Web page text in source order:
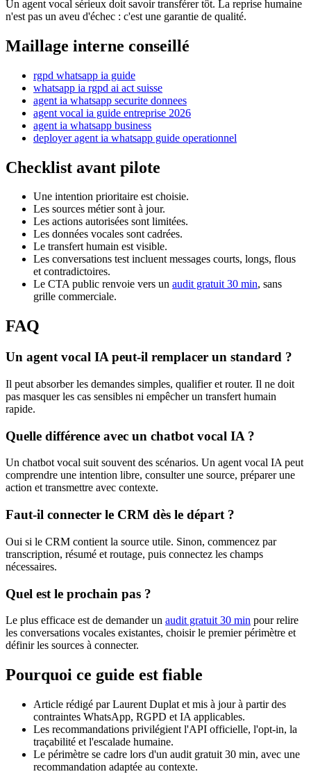
Un agent vocal sérieux doit savoir transférer tôt. La reprise humaine
n'est pas un aveu d'échec : c'est une garantie de qualité.
Maillage interne conseillé
rgpd whatsapp ia guide
whatsapp ia rgpd ai act suisse
agent ia whatsapp securite donnees
agent vocal ia guide entreprise 2026
agent ia whatsapp business
deployer agent ia whatsapp guide operationnel
Checklist avant pilote
Une intention prioritaire est choisie.
Les sources métier sont à jour.
Les actions autorisées sont limitées.
Les données vocales sont cadrées.
Le transfert humain est visible.
Les conversations test incluent messages courts, longs, flous
et contradictoires.
Le CTA public renvoie vers un audit gratuit 30 min, sans
grille commerciale.
FAQ
Un agent vocal IA peut-il remplacer un standard ?
Il peut absorber les demandes simples, qualifier et router. Il ne doit
pas masquer les cas sensibles ni empêcher un transfert humain
rapide.
Quelle différence avec un chatbot vocal IA ?
Un chatbot vocal suit souvent des scénarios. Un agent vocal IA peut
comprendre une intention libre, consulter une source, préparer une
action et transmettre avec contexte.
Faut-il connecter le CRM dès le départ ?
Oui si le CRM contient la source utile. Sinon, commencez par
transcription, résumé et routage, puis connectez les champs
nécessaires.
Quel est le prochain pas ?
Le plus efficace est de demander un audit gratuit 30 min pour relire
les conversations vocales existantes, choisir le premier périmètre et
définir les sources à connecter.
Pourquoi ce guide est fiable
Article rédigé par Laurent Duplat et mis à jour à partir des
contraintes WhatsApp, RGPD et IA applicables.
Les recommandations privilégient l'API officielle, l'opt-in, la
traçabilité et l'escalade humaine.
Le périmètre se cadre lors d'un audit gratuit 30 min, avec une
recommandation adaptée au contexte.